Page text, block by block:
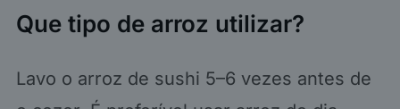
Que tipo de arroz utilizar?
Lavo o arroz de sushi 5–6 vezes antes de